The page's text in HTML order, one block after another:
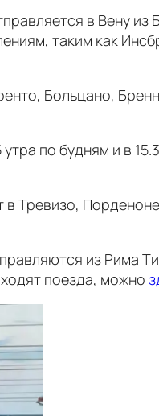
в Вену из
таким как
Больцано,
по будням и в
Тревизо,
из Рима
поезда, можно